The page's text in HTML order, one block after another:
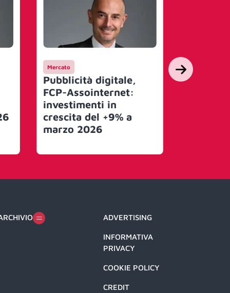
Mercato
Pubblicità digitale,
FCP-Assointernet:
investimenti in
crescita del +9% a
marzo 2026
Mercato
ADVERTISING
INFORMATIVA
PRIVACY
COOKIE POLICY
CREDIT